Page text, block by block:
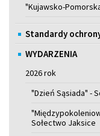
"Kujawsko-
Standardy
WYDARZENIA
2026 rok
"Dzień Sąsiada" -
Sołectwo Jaksice